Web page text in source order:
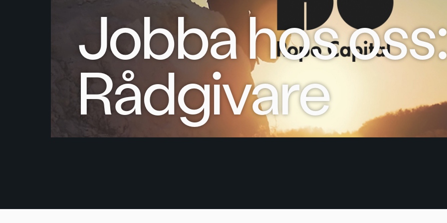
Jobba hos oss:
Rådgivare